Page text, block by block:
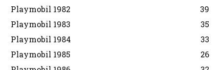
Playmobil 1982
39
Playmobil 1983
35
Playmobil 1984
33
Playmobil 1985
26